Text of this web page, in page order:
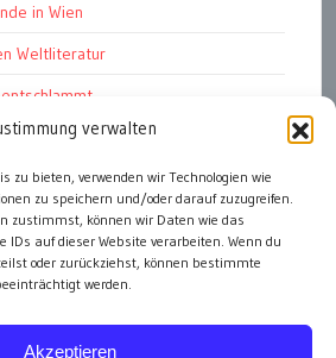
verwalten
zu bieten, verwenden wir Technologien wie
zu speichern und/oder darauf zuzugreifen.
zustimmst, können wir Daten wie das
IDs auf dieser Website verarbeiten. Wenn du
oder zurückziehst, können bestimmte
werden.
Akzeptieren
in Wien
Weltliteratur
Weihnachtsfest
alle Artikel